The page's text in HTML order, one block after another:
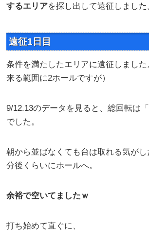
するエリアを探し出して遠征しました
遠征1日目
条件を満たしたエリアに遠征しまし
来る範囲に2ホールですが）
9/12.13のデータを見ると、総回転は
でした。
朝から並ばなくても台は取れる気が
分後くらいにホールへ。
余裕で空いてましたｗ
打ち始めて直ぐに、